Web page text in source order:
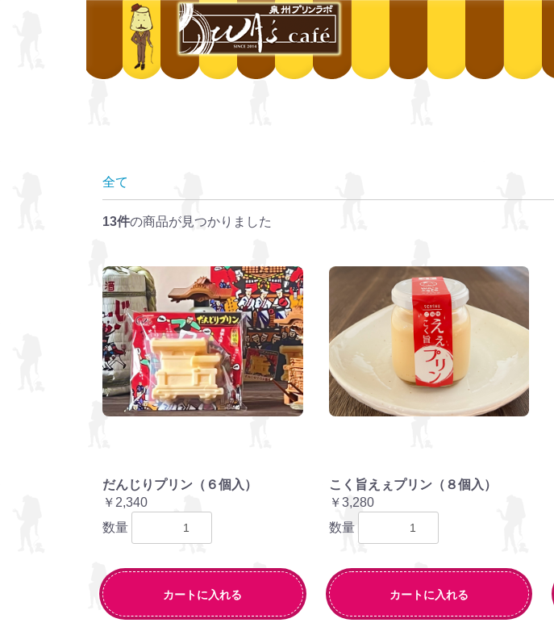
全て
13件の商品が見つかりました
だんじりプリン（６個入）
￥2,340
数量
カートに入れる
こく旨えぇプリン（８個入）
￥3,280
数量
カートに入れる